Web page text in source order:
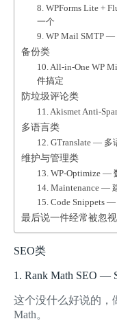
8. WPForms Lite +
一个
9. WP Mail SMTP
备份类
10. All-in-One WP
件搞定
防垃圾评论类
11. Akismet Anti-
多语言类
12. GTranslate —
维护与管理类
13. WP-Optimize —
14. Maintenance —
15. Code Snippets
最后说一件经常被忽
SEO类
1. Rank Math SEO —
这个没什么好说的，
Math。